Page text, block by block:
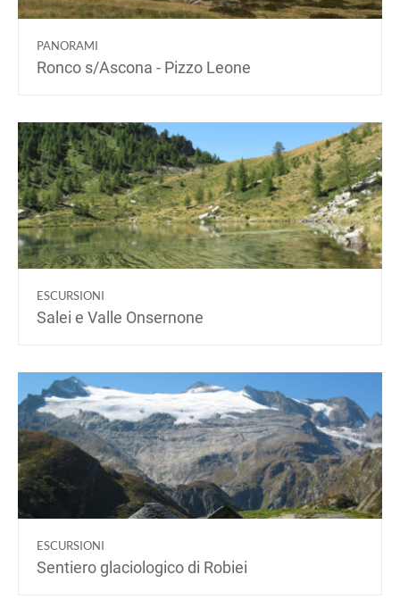
PANORAMI
Ronco s/Ascona - Pizzo Leone
ESCURSIONI
Salei e Valle Onsernone
ESCURSIONI
Sentiero glaciologico di Robiei